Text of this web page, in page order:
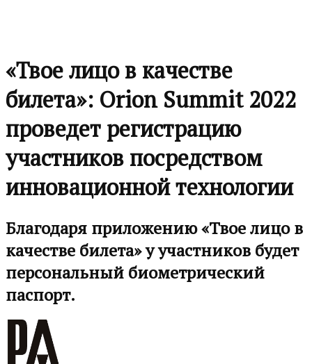
«Твое лицо в качестве
билета»: Orion Summit 2022
проведет регистрацию
участников посредством
инновационной технологии
Благодаря приложению «Твое лицо в
качестве билета» у участников будет
персональный биометрический
паспорт.